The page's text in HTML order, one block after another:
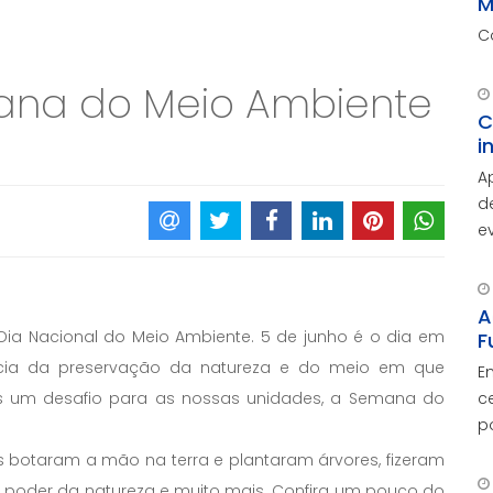
do Meio Ambiente
Nacional do Meio Ambiente. 5 de junho é o dia em
da preservação da natureza e do meio em que
um desafio para as nossas unidades, a Semana do
a mão na terra e plantaram árvores, fizeram